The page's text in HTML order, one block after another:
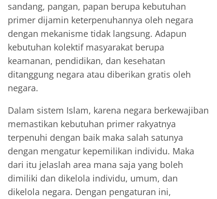
sandang, pangan, papan berupa kebutuhan
primer dijamin keterpenuhannya oleh negara
dengan mekanisme tidak langsung. Adapun
kebutuhan kolektif masyarakat berupa
keamanan, pendidikan, dan kesehatan
ditanggung negara atau diberikan gratis oleh
negara.
Dalam sistem Islam, karena negara berkewajiban
memastikan kebutuhan primer rakyatnya
terpenuhi dengan baik maka salah satunya
dengan mengatur kepemilikan individu. Maka
dari itu jelaslah area mana saja yang boleh
dimiliki dan dikelola individu, umum, dan
dikelola negara. Dengan pengaturan ini,